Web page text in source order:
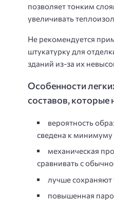
позволяет тонким
увеличивать
Не рекомендуется
штукатурку для
зданий из-за их
Особенности
составов, которые
вероятность
сведена к минимуму
механическая
сравнивать с
лучше сохраняют
повышенная